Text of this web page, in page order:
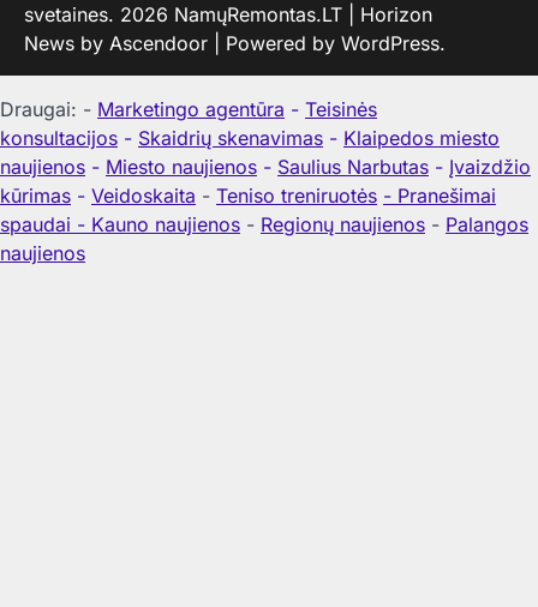
svetaines. 2026 NamųRemontas.LT | Horizon
News by Ascendoor | Powered by WordPress.
Draugai: - Marketingo agentūra - Teisinės
konsultacijos - Skaidrių skenavimas - Klaipedos miesto
naujienos - Miesto naujienos - Saulius Narbutas - Įvaizdžio
kūrimas - Veidoskaita - Teniso treniruotės - Pranešimai
spaudai - Kauno naujienos - Regionų naujienos - Palangos
naujienos